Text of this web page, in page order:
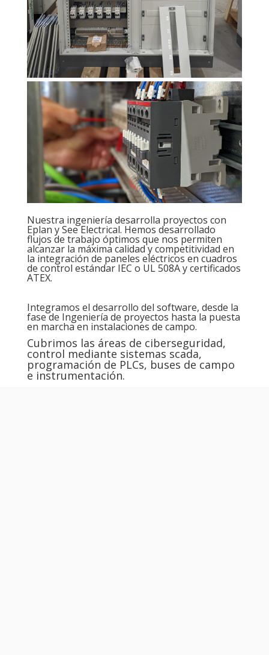
Nuestra ingeniería desarrolla proyectos con
Eplan y See Electrical. Hemos desarrollado
flujos de trabajo óptimos que nos permiten
alcanzar la máxima calidad y competitividad en
la integración de paneles eléctricos en cuadros
de control estándar IEC o UL 508A y certificados
ATEX.
Integramos el desarrollo del software, desde la
fase de Ingeniería de proyectos hasta la puesta
en marcha en instalaciones de campo.
Cubrimos las áreas de ciberseguridad,
control mediante sistemas scada,
programación de PLCs, buses de campo
e instrumentación.